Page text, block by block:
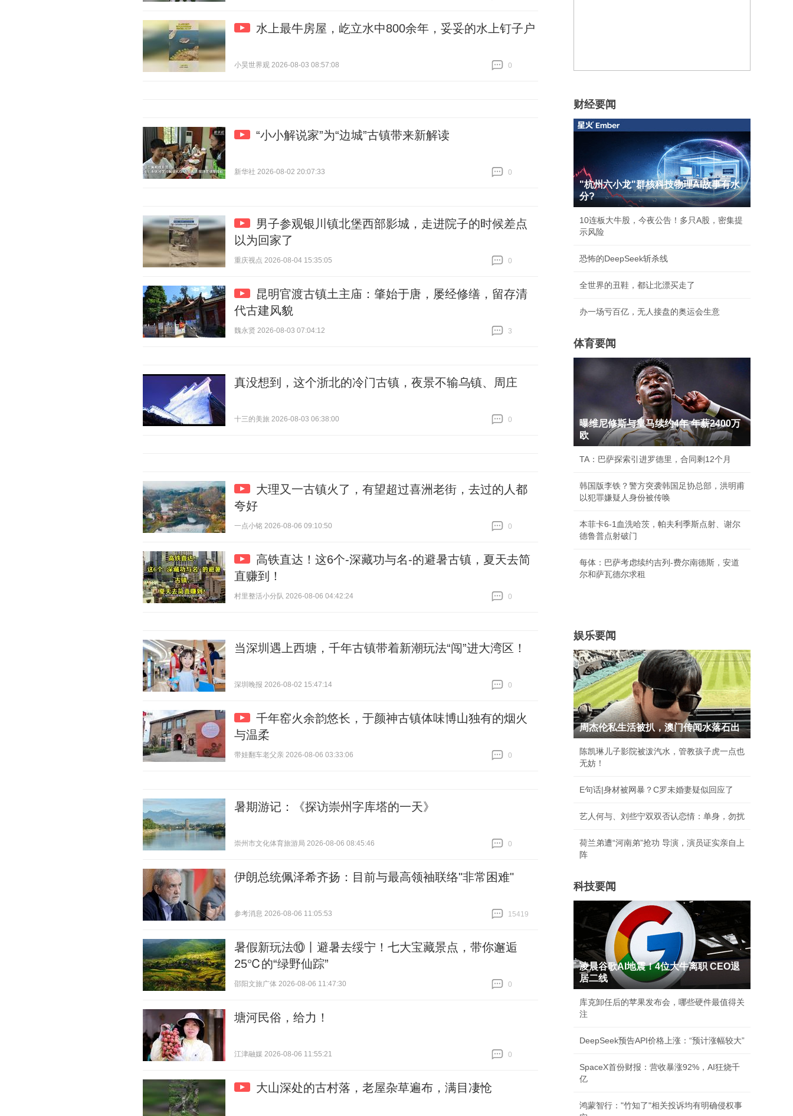
水上最牛房屋，屹立水中800余年，妥妥的水上钉子户
小昊世界观 2026-08-03 08:57:08
0
“小小解说家”为“边城”古镇带来新解读
新华社 2026-08-02 20:07:33
0
男子参观银川镇北堡西部影城，走进院子的时候差点
以为回家了
重庆视点 2026-08-04 15:35:05
0
昆明官渡古镇土主庙：肇始于唐，屡经修缮，留存清
代古建风貌
魏永贤 2026-08-03 07:04:12
3
真没想到，这个浙北的冷门古镇，夜景不输乌镇、周庄
十三的美旅 2026-08-03 06:38:00
0
大理又一古镇火了，有望超过喜洲老街，去过的人都
夸好
一点小铭 2026-08-06 09:10:50
0
高铁直达！这6个-深藏功与名-的避暑古镇，夏天去简
直赚到！
村里整活小分队 2026-08-06 04:42:24
0
当深圳遇上西塘，千年古镇带着新潮玩法“闯”进大湾区！
深圳晚报 2026-08-02 15:47:14
0
千年窑火余韵悠长，于颜神古镇体味博山独有的烟火
与温柔
带娃翻车老父亲 2026-08-06 03:33:06
0
暑期游记：《探访崇州字库塔的一天》
崇州市文化体育旅游局 2026-08-06 08:45:46
0
伊朗总统佩泽希齐扬：目前与最高领袖联络"非常困难"
参考消息 2026-08-06 11:05:53
15419
暑假新玩法⑩丨避暑去绥宁！七大宝藏景点，带你邂逅
25℃的“绿野仙踪”
邵阳文旅广体 2026-08-06 11:47:30
0
塘河民俗，给力！
江津融媒 2026-08-06 11:55:21
0
大山深处的古村落，老屋杂草遍布，满目凄怆
财经要闻
"杭州六小龙"群核科技物理AI故事有水
分?
10连板大牛股，今夜公告！多只A股，密集提
示风险
恐怖的DeepSeek斩杀线
全世界的丑鞋，都让北漂买走了
办一场亏百亿，无人接盘的奥运会生意
体育要闻
曝维尼修斯与皇马续约4年 年薪2400万
欧
TA：巴萨探索引进罗德里，合同剩12个月
韩国版李铁？警方突袭韩国足协总部，洪明甫
以犯罪嫌疑人身份被传唤
本菲卡6-1血洗哈茨，帕夫利季斯点射、谢尔
德鲁普点射破门
每体：巴萨考虑续约吉列-费尔南德斯，安道
尔和萨瓦德尔求租
娱乐要闻
周杰伦私生活被扒，澳门传闻水落石出
陈凯琳儿子影院被泼汽水，管教孩子虎一点也
无妨！
E句话|身材被网暴？C罗未婚妻疑似回应了
艺人何与、刘些宁双双否认恋情：单身，勿扰
荷兰弟遭“河南弟”抢功 导演，演员证实亲自上
阵
科技要闻
凌晨谷歌AI地震！4位大牛离职 CEO退
居二线
库克卸任后的苹果发布会，哪些硬件最值得关
注
DeepSeek预告API价格上涨：“预计涨幅较大”
SpaceX首份财报：营收暴涨92%，AI狂烧千
亿
鸿蒙智行："竹知了"相关投诉均有明确侵权事